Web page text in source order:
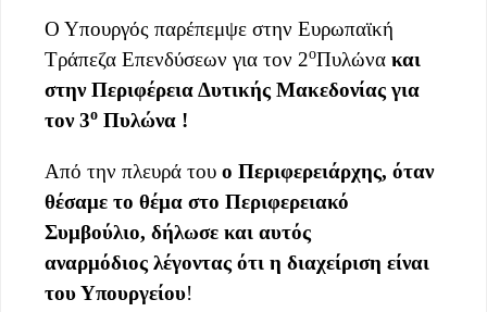
Ο Υπουργός παρέπεμψε στην Ευρωπαϊκή
Τράπεζα Επενδύσεων για τον 2οΠυλώνα και
στην Περιφέρεια Δυτικής Μακεδονίας για
τον 3ο Πυλώνα !
Από την πλευρά του ο Περιφερειάρχης, όταν
θέσαμε το θέμα στο Περιφερειακό
Συμβούλιο, δήλωσε και αυτός
αναρμόδιος λέγοντας ότι η διαχείριση είναι
του Υπουργείου!